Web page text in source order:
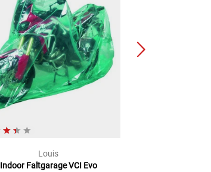
Louis
Indoor Faltgarage VCI Evo